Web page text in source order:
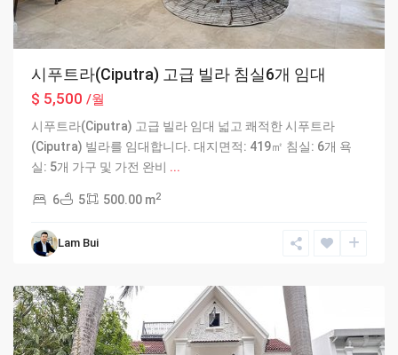
시푸트라(Ciputra) 고급 빌라 침실6개 임대
$ 5,500 /월
시푸트라(Ciputra) 고급 빌라 임대 넓고 쾌적한 시푸트라
(Ciputra) 빌라를 임대합니다. 대지면적: 419㎡ 침실: 6개 욕
실: 5개 가구 및 가전 완비 ...
6 5 500.00 m2
Lam Bui
Ciputra
Hanoi,